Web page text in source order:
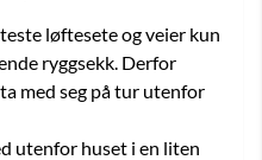
løftesete og veier kun
ryggsekk. Derfor
med seg på tur utenfor
utenfor huset i en liten